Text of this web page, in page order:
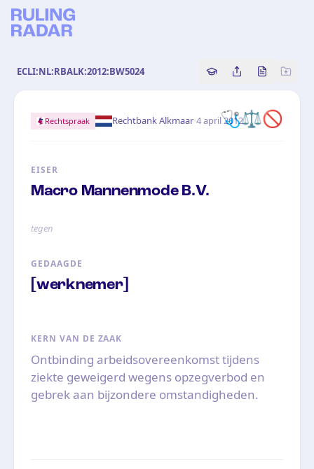
ECLI:NL:RBALK:2012:BW5024 Copy source
Share this
Bekijk
🩺⚖️🚫
Rechtspraak Rechtbank Alkmaar·4 april 2012
EISER
Macro Mannenmode B.V.
tegen
GEDAAGDE
[werknemer]
KERN VAN DE ZAAK
Ontbinding arbeidsovereenkomst tijdens
ziekte geweigerd wegens opzegverbod en
gebrek aan bijzondere omstandigheden.